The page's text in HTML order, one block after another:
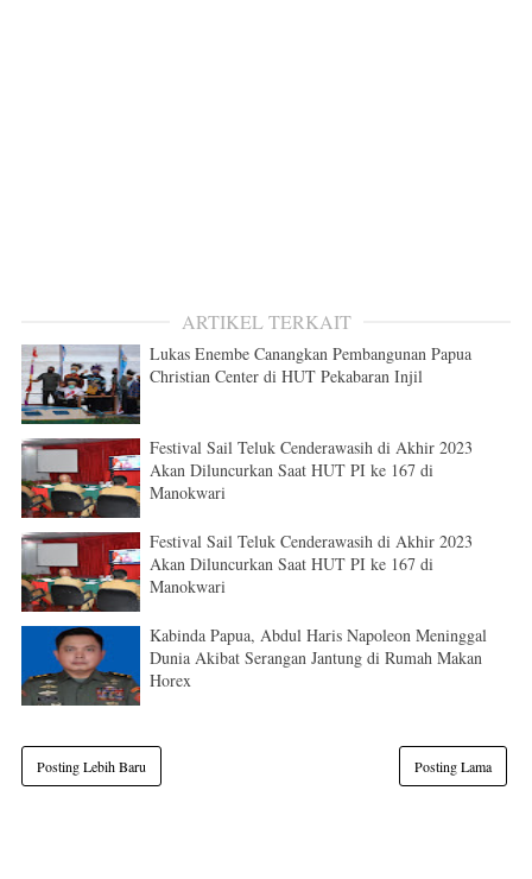
ARTIKEL TERKAIT
Lukas Enembe Canangkan Pembangunan Papua
Christian Center di HUT Pekabaran Injil
Festival Sail Teluk Cenderawasih di Akhir 2023
Akan Diluncurkan Saat HUT PI ke 167 di
Manokwari
Festival Sail Teluk Cenderawasih di Akhir 2023
Akan Diluncurkan Saat HUT PI ke 167 di
Manokwari
Kabinda Papua, Abdul Haris Napoleon Meninggal
Dunia Akibat Serangan Jantung di Rumah Makan
Horex
Posting Lebih Baru Posting Lama